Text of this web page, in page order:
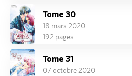
Tome 30
18 mars 2020
192 pages
Tome 31
07 octobre 2020